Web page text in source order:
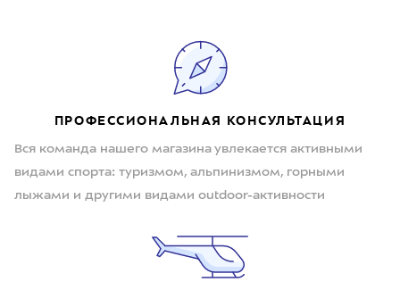
ПРОФЕССИОНАЛЬНАЯ КОНСУЛЬТАЦИЯ
Вся команда нашего магазина увлекается активными
видами спорта: туризмом, альпинизмом, горными
лыжами и другими видами outdoor-активности